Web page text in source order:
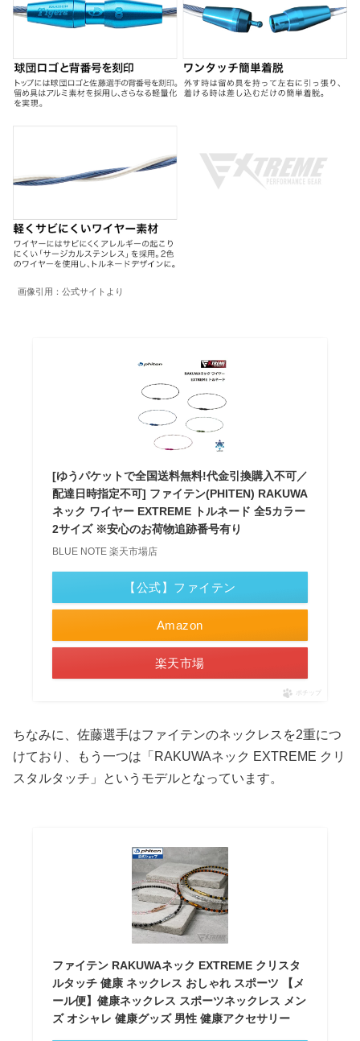
画像引用：公式サイトより
[ゆうパケットで全国送料無料!代金引換購入不可／
配達日時指定不可] ファイテン(PHITEN) RAKUWA
ネック ワイヤー EXTREME トルネード 全5カラー
2サイズ ※安心のお荷物追跡番号有り
BLUE NOTE 楽天市場店
Amazon
楽天市場
【公式】ファイテン
ポチップ
ちなみに、佐藤選手はファイテンのネックレスを2重につ
けており、もう一つは「RAKUWAネック EXTREME クリ
スタルタッチ」というモデルとなっています。
ファイテン RAKUWAネック EXTREME クリスタ
ルタッチ 健康 ネックレス おしゃれ スポーツ 【メ
ール便】健康ネックレス スポーツネックレス メン
ズ オシャレ 健康グッズ 男性 健康アクセサリー